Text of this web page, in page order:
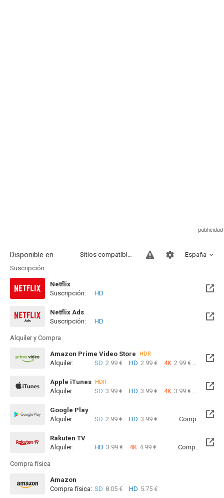
Disponible en... España
Sitios compatibles
Suscripción
Netflix
Suscripción:
HD
Netflix Ads
Suscripción:
HD
Alquiler y Compra
Amazon Prime Video Store HDR
Alquiler: SD 2.99 € HD 2.99 € 4K 2.99 €
Apple iTunes HDR
Alquiler: SD 3.99 € HD 3.99 € 4K 3.99 €
Google Play
Alquiler:
SD 2.99 € HD 3.99 € Compra: SD
Rakuten TV
Alquiler:
HD 3.99 € 4K 4.99 € Compra: SD
Compra física
Amazon
Compra física: SD 8.05 € HD 5.75 €